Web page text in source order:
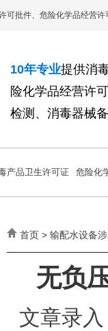
可批件、危险化学品经营
10年专业提供消
险化学品经营许
检测、消毒器械
产品卫生许可证 危险化
首页 > 输配水设备
无负
文章录